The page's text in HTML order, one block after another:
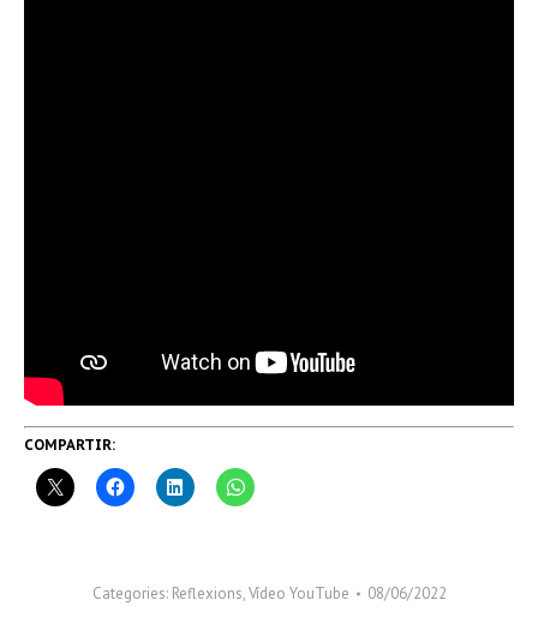
COMPARTIR:
Categories: Reflexions,Vídeo YouTube 08/06/2022